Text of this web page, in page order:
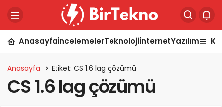
AnasayfaİncelemelerTeknolojiİnternetYazılım
Anasayfa Etiket: CS 1.6 lag çözümü
CS 1.6 lag çözümü